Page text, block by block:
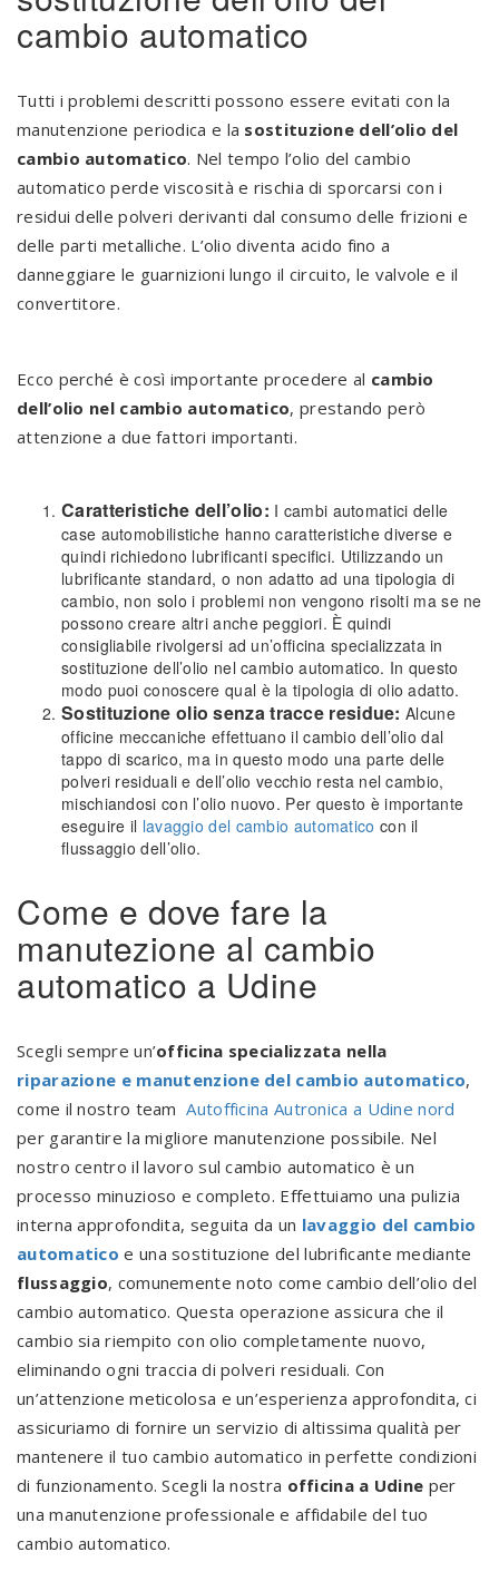
cambio automatico
Tutti i problemi descritti possono essere evitati con la
manutenzione periodica e la sostituzione dell’olio del
cambio automatico. Nel tempo l’olio del cambio
automatico perde viscosità e rischia di sporcarsi con i
residui delle polveri derivanti dal consumo delle frizioni e
delle parti metalliche. L’olio diventa acido fino a
danneggiare le guarnizioni lungo il circuito, le valvole e il
convertitore.
Ecco perché è così importante procedere al cambio
dell’olio nel cambio automatico, prestando però
attenzione a due fattori importanti.
Caratteristiche dell’olio: I cambi automatici delle
case automobilistiche hanno caratteristiche diverse e
quindi richiedono lubrificanti specifici. Utilizzando un
lubrificante standard, o non adatto ad una tipologia di
cambio, non solo i problemi non vengono risolti ma se ne
possono creare altri anche peggiori. È quindi
consigliabile rivolgersi ad un’officina specializzata in
sostituzione dell’olio nel cambio automatico. In questo
modo puoi conoscere qual è la tipologia di olio adatto.
Sostituzione olio senza tracce residue: Alcune
officine meccaniche effettuano il cambio dell’olio dal
tappo di scarico, ma in questo modo una parte delle
polveri residuali e dell’olio vecchio resta nel cambio,
mischiandosi con l’olio nuovo. Per questo è importante
eseguire il lavaggio del cambio automatico con il
flussaggio dell’olio.
Come e dove fare la
manutezione al cambio
automatico a Udine
Scegli sempre un’officina specializzata nella
riparazione e manutenzione del cambio automatico,
come il nostro teamAutofficina Autronica a Udine nord
per garantire la migliore manutenzione possibile. Nel
nostro centro il lavoro sul cambio automatico è un
processo minuzioso e completo. Effettuiamo una pulizia
interna approfondita, seguita da un lavaggio del cambio
automatico e una sostituzione del lubrificante mediante
flussaggio, comunemente noto come cambio dell’olio del
cambio automatico. Questa operazione assicura che il
cambio sia riempito con olio completamente nuovo,
eliminando ogni traccia di polveri residuali. Con
un’attenzione meticolosa e un’esperienza approfondita, ci
assicuriamo di fornire un servizio di altissima qualità per
mantenere il tuo cambio automatico in perfette condizioni
di funzionamento. Scegli la nostra officina a Udine per
una manutenzione professionale e affidabile del tuo
cambio automatico.